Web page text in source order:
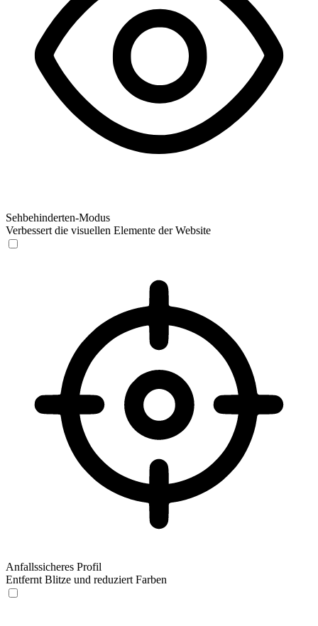
Sehbehinderten-Modus
Verbessert die visuellen Elemente der Website
Anfallssicheres Profil
Entfernt Blitze und reduziert Farben